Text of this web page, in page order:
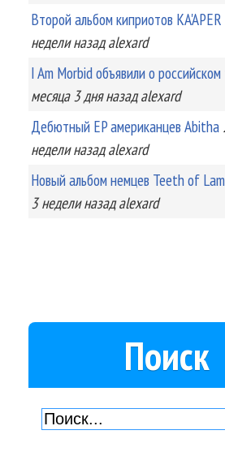
Второй альбом киприотов KA'APER
неделиназад alexard
I Am Morbid объявили о
месяца 3 дняназад alexard
Дебютный EP американцев Abitha
неделиназад alexard
Новый альбом немцев Teeth of
3 неделиназад alexard
Поиск